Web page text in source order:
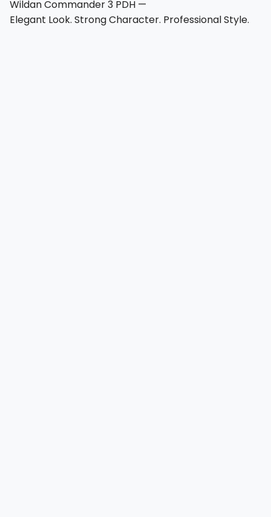
Wildan Commander 3 PDH —
Elegant Look. Strong Character. Professional Style.